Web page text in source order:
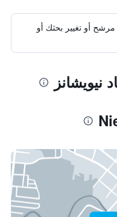
مرشح أو تغيير بحثك أو
نيويشانز